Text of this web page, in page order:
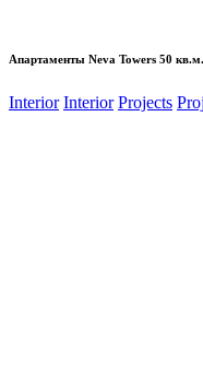
Апартаменты Neva Towers 50 кв.м.
Interior Interior Projects